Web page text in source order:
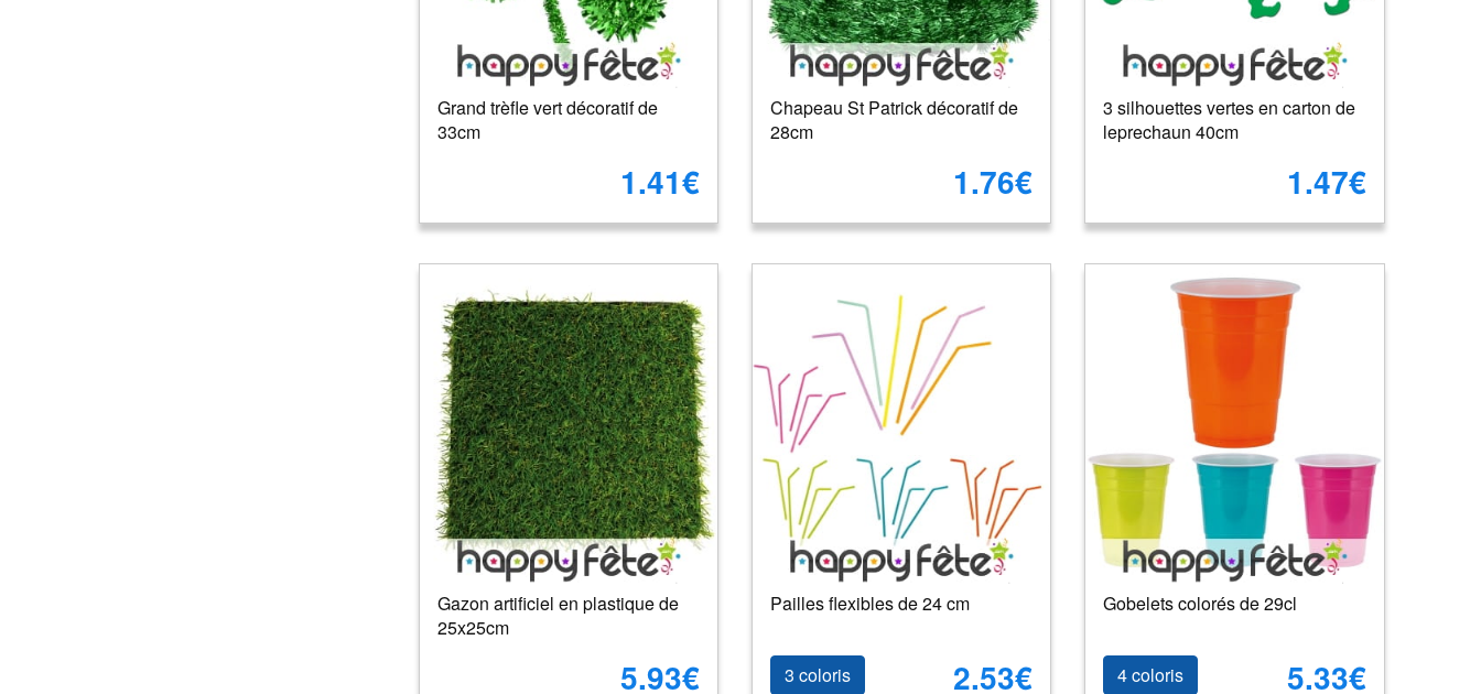
Grand trèfle vert décoratif de
33cm
1.41€
Chapeau St Patrick décoratif de
28cm
1.76€
3 silhouettes vertes en carton de
leprechaun 40cm
1.47€
Gazon artificiel en plastique de
25x25cm
5.93€
Pailles flexibles de 24 cm
3 coloris 2.53€
Gobelets colorés de 29cl
4 coloris 5.33€